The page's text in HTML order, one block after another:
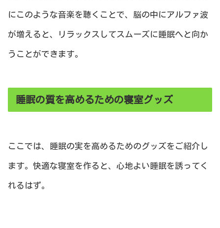
にこのような音楽を聴くことで、脳の中にアルファ波
が増えると、リラックスしてスムーズに睡眠へと向か
うことができます。
睡眠の質を高めるための寝室グッズ
ここでは、睡眠の実を高めるためのグッズをご紹介し
ます。快適な寝室を作ると、心地よい睡眠を誘ってく
れるはず。